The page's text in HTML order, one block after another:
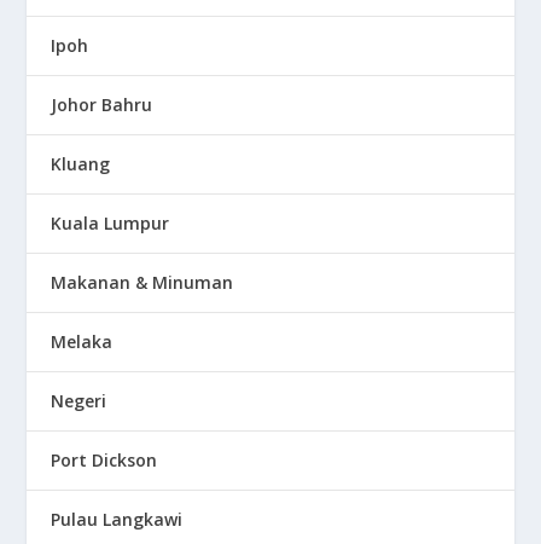
Ipoh
Johor Bahru
Kluang
Kuala Lumpur
Makanan & Minuman
Melaka
Negeri
Port Dickson
Pulau Langkawi